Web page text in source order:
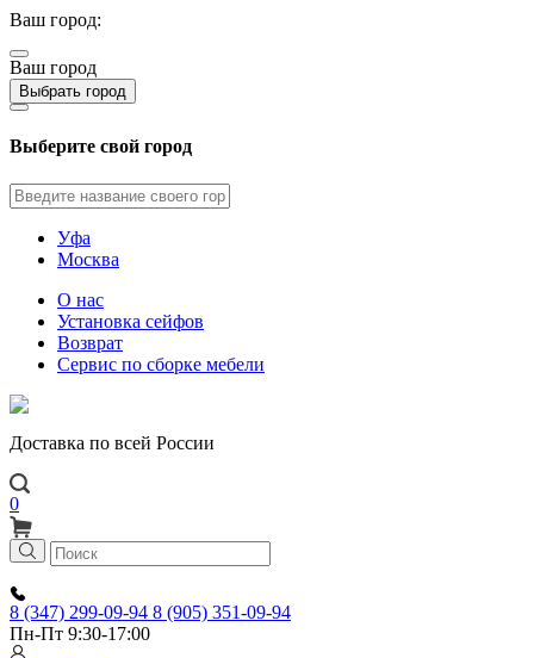
Ваш город:
Ваш город
Выбрать город
Выберите свой город
Уфа
Москва
О нас
Установка сейфов
Возврат
Сервис по сборке мебели
Доставка по всей России
0
8 (347) 299-09-94 8 (905) 351-09-94
Пн-Пт 9:30-17:00